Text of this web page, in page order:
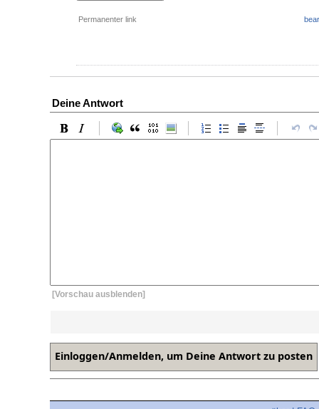
Permanenter link
Deine Antwort
[Vorschau ausblenden]